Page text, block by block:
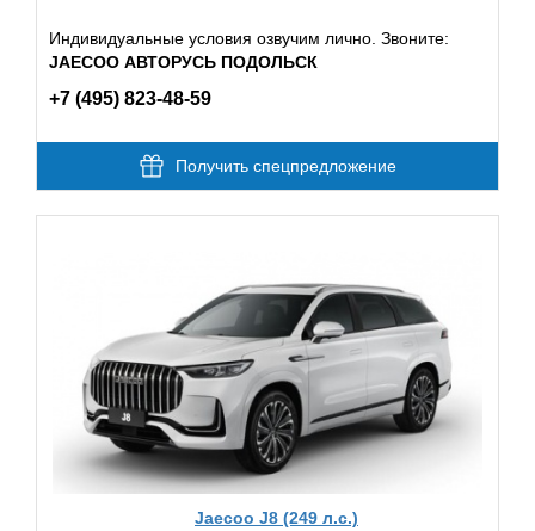
Индивидуальные условия озвучим лично. Звоните:
JAECOO АВТОРУСЬ ПОДОЛЬСК
+7 (495) 823-48-59
Получить спецпредложение
Jaecoo J8 (249 л.с.)